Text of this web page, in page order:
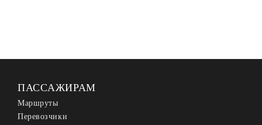
ПАССАЖИРАМ
Маршруты
Перевозчики